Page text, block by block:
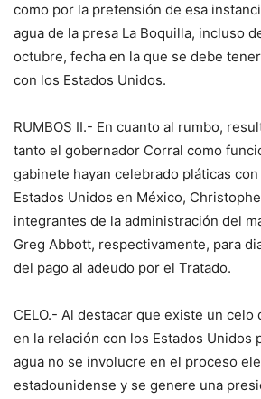
como por la pretensión de esa
agua de la presa La Boquilla, incluso
octubre, fecha en la que se debe
con los Estados Unidos.
RUMBOS II.- En cuanto al rumbo,
tanto el gobernador Corral como
gabinete hayan celebrado pláticas
Estados Unidos en México,
integrantes de la administración del
Greg Abbott, respectivamente, para
del pago al adeudo por el Tratado.
CELO.- Al destacar que existe un
en la relación con los Estados Unidos
agua no se involucre en el proceso
estadounidense y se genere una